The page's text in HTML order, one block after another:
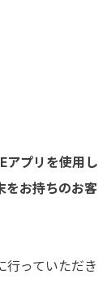
アプリを使用し
をお持ちのお客
っていただき